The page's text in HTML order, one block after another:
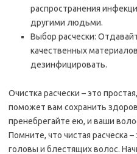
распространения
другими людьми.
Выбор расчески:
качественных
дезинфицировать.
Очистка расчески – это
поможет вам сохранить
пренебрегайте ею, и ваши
Помните, что чистая расческа
головы и блестящих волос.